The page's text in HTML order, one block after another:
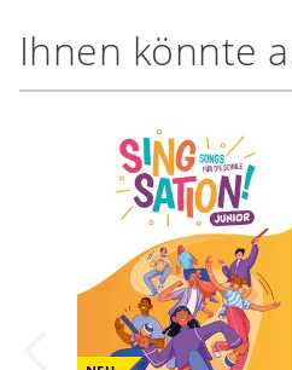
Ihnen könnte